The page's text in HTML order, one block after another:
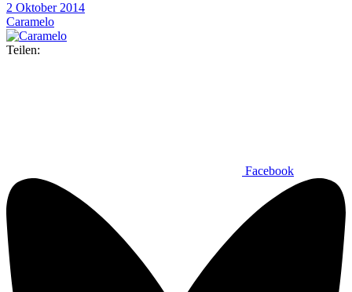
2 Oktober 2014
Caramelo
Teilen:
Facebook